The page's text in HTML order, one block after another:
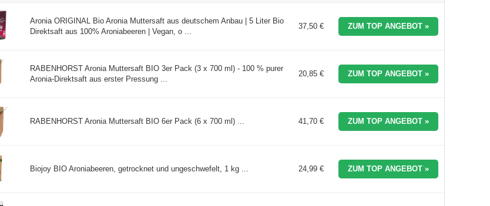
Aronia ORIGINAL Bio Aronia Muttersaft aus deutschem Anbau | 5 Liter Bio
Direktsaft aus 100% Aroniabeeren | Vegan, o ...
37,50 € ZUM TOP ANGEBOT »
RABENHORST Aronia Muttersaft BIO 3er Pack (3 x 700 ml) - 100 % purer
Aronia-Direktsaft aus erster Pressung ...
20,85 € ZUM TOP ANGEBOT »
RABENHORST Aronia Muttersaft BIO 6er Pack (6 x 700 ml) ... 41,70 € ZUM TOP ANGEBOT »
Biojoy BIO Aroniabeeren, getrocknet und ungeschwefelt, 1 kg ... 24,99 € ZUM TOP ANGEBOT »